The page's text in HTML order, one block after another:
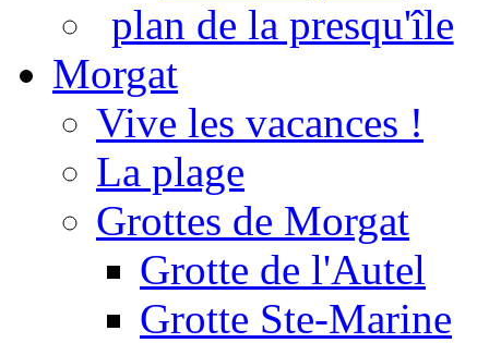
plan de la presqu'île
Morgat
Vive les vacances !
La plage
Grottes de Morgat
Grotte de l'Autel
Grotte Ste-Marine